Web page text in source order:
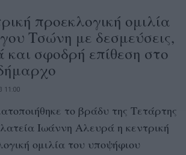
προεκλογική ομιλία
Τσώνη με δεσμεύσεις,
σφοδρή επίθεση στο
11:00
το βράδυ της Τετάρτης
Ιωάννη Αλευρά η κεντρική
ομιλία του υποψήφιου